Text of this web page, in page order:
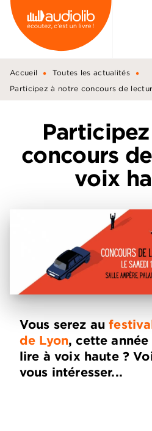
MENU RECHERCHE
PIED DE PAGE
Accueil • Toutes les actualités •
Participez à notre concours de
concours
voix
Vous serez au
de Lyon, cette
lire à voix haute ?
vous intéresser...